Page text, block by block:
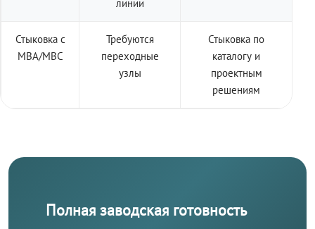
линии
Стыковка с
МВА/МВС
Требуются
переходные
узлы
Стыковка по
каталогу и
проектным
решениям
Полная заводская готовность